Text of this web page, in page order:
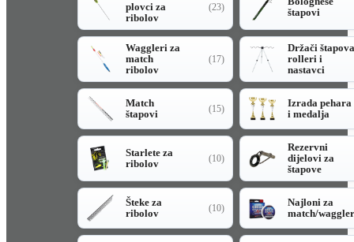
plovci za
ribolov
(23)
štapovi
Waggleri za
match
ribolov
(17)
Držači štapova
rolleri i
nastavci
Match
štapovi
(15)
Izrada pehara
i medalja
Starlete za
ribolov
(10)
Rezervni
dijelovi za
štapove
Šteke za
ribolov
(10)
Najloni za
match/waggler